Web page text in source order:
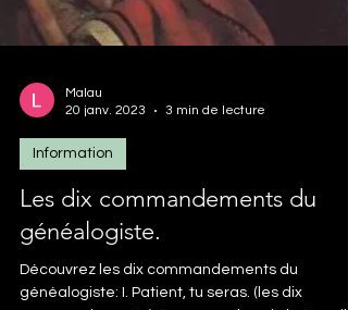
Malau
Information
Les dix commandements du
généalogiste.